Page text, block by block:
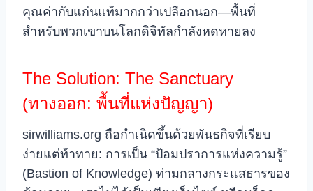
คุณค่ากับแก่นแท้มากกว่าเปลือกนอก—พื้นที่
สำหรับพวกเขาบนโลกดิจิทัลกำลังหดหายลง
The Solution: The Sanctuary
(ทางออก: พื้นที่แห่งปัญญา)
sirwilliams.org ถือกำเนิดขึ้นด้วยพันธกิจที่เรียบ
ง่ายแต่ท้าทาย: การเป็น “ป้อมปราการแห่งความรู้”
(Bastion of Knowledge) ท่ามกลางกระแสธารของ